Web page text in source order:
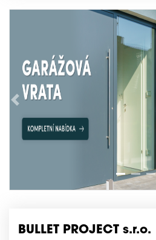
Předchozí
BULLET PROJECT s.r.o.